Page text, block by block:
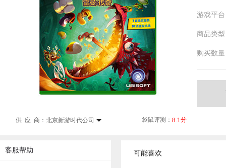
袋鼠评测： 8.1分
供 应 商： 北京新游时代公司
游戏平
商品类
购买数
客服帮助 可能喜欢